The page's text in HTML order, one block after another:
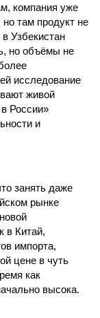
компания уже
там продукт не
Узбекистан
но объёмы не
исследование
живой
России»
и
занять даже
рынке
в Китай,
импорта,
цене в чуть
как
высока.